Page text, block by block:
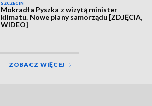
SZCZECIN
Mokradła Pyszka z wizytą minister
klimatu. Nowe plany samorządu [ZDJĘCIA,
WIDEO]
ZOBACZ WIĘCEJ